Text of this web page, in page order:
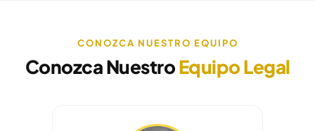
CONOZCA NUESTRO EQUIPO
Conozca NuestroEquipo Legal